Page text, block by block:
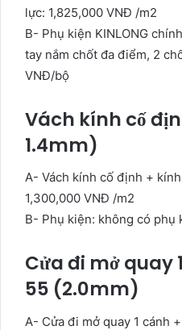
lực: 1,825,000 VNĐ /m2
B- Phụ kiện KINLONG
tay nắm chốt đa điểm, 2
VNĐ/bộ
Vách kính cố
1.4mm)
A- Vách kính cố định +
1,300,000 VNĐ /m2
B- Phụ kiện: không có phụ
Cửa đi mở quay
55 (2.0mm)
A- Cửa đi mở quay 1 cánh